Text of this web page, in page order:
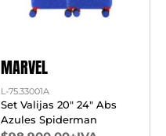
MARVEL
L-75.33001A
Set Valijas 20" 24" Abs
Azules Spiderman